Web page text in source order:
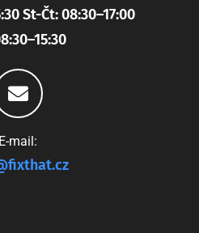
St-Čt: 08:30–17:00
E-mail: